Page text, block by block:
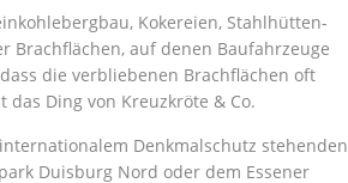
Kokereien, Stahlhütten-
Brachflächen, auf denen Baufahrzeuge
die verbliebenen Brachflächen oft
Ding von Kreuzkröte & Co.
Denkmalschutz stehenden
Duisburg Nord oder dem Essener